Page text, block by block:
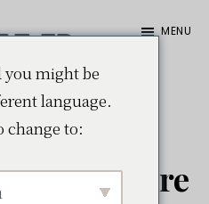
MENU
le
prendere
you might be
language.
change to: